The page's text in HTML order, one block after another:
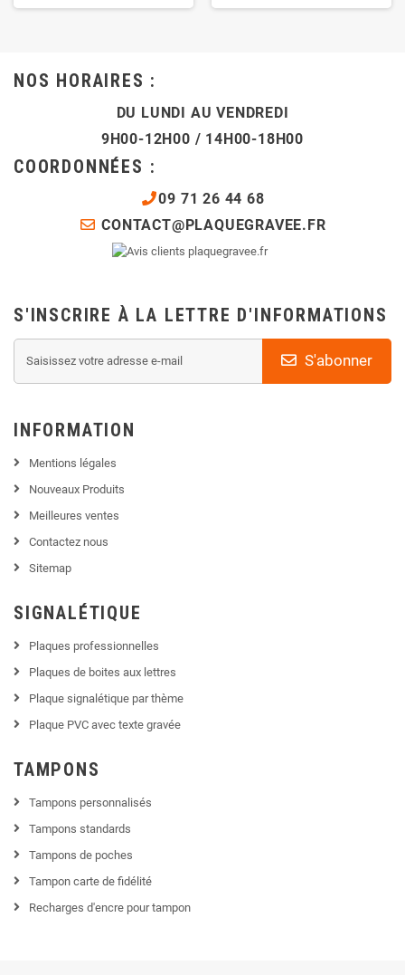
NOS HORAIRES :
DU LUNDI AU VENDREDI
9H00-12H00 / 14H00-18H00
COORDONNÉES :
09 71 26 44 68
CONTACT@PLAQUEGRAVEE.FR
S'INSCRIRE À LA LETTRE D'INFORMATIONS
S'abonner
INFORMATION
Mentions légales
Nouveaux Produits
Meilleures ventes
Contactez nous
Sitemap
SIGNALÉTIQUE
Plaques professionnelles
Plaques de boites aux lettres
Plaque signalétique par thème
Plaque PVC avec texte gravée
TAMPONS
Tampons personnalisés
Tampons standards
Tampons de poches
Tampon carte de fidélité
Recharges d'encre pour tampon